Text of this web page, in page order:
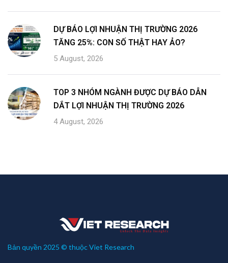
DỰ BÁO LỢI NHUẬN THỊ TRƯỜNG 2026
TĂNG 25%: CON SỐ THẬT HAY ẢO?
5 August, 2026
TOP 3 NHÓM NGÀNH ĐƯỢC DỰ BÁO DẪN
DẮT LỢI NHUẬN THỊ TRƯỜNG 2026
4 August, 2026
Bản quyền 2025 © thuộc Viet Research